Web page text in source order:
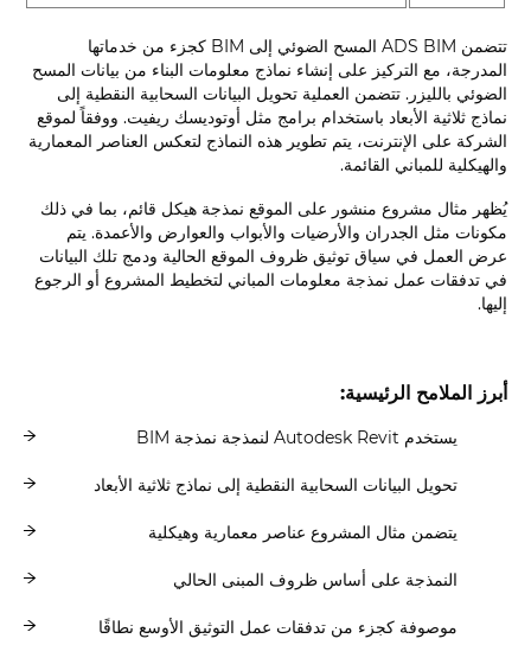
تتضمن ADS BIM المسح الضوئي إلى BIM كجزء من خدماتها
المدرجة، مع التركيز على إنشاء نماذج معلومات البناء من بيانات المسح
الضوئي بالليزر. تتضمن العملية تحويل البيانات السحابية النقطية إلى
نماذج ثلاثية الأبعاد باستخدام برامج مثل أوتوديسك ريفيت. ووفقاً لموقع
الشركة على الإنترنت، يتم تطوير هذه النماذج لتعكس العناصر المعمارية
والهيكلية للمباني القائمة.
يُظهر مثال مشروع منشور على الموقع نمذجة هيكل قائم، بما في ذلك
مكونات مثل الجدران والأرضيات والأبواب والعوارض والأعمدة. يتم
عرض العمل في سياق توثيق ظروف الموقع الحالية ودمج تلك البيانات
في تدفقات عمل نمذجة معلومات المباني لتخطيط المشروع أو الرجوع
إليها.
أبرز الملامح الرئيسية:
يستخدم Autodesk Revit لنمذجة نمذجة BIM
تحويل البيانات السحابية النقطية إلى نماذج ثلاثية الأبعاد
يتضمن مثال المشروع عناصر معمارية وهيكلية
النمذجة على أساس ظروف المبنى الحالي
موصوفة كجزء من تدفقات عمل التوثيق الأوسع نطاقًا